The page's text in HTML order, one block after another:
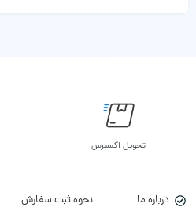
تحویل اکسپرس
درباره ما
نحوه ثبت سفارش